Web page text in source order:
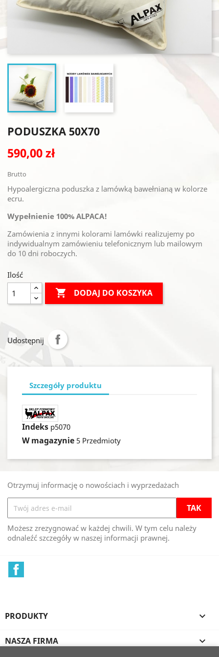
PODUSZKA 50X70
590,00 zł
Brutto
Hypoalergiczna poduszka z lamówką bawełnianą w kolorze
ecru.
Wypełnienie 100% ALPACA!
Zamówienia z innymi kolorami lamówki realizujemy po
indywidualnym zamówieniu telefonicznym lub mailowym
do 10 dni roboczych.
Ilość
 DODAJ DO KOSZYKA
Udostępnij
Szczegóły produktu
Indeks p5070
W magazynie 5 Przedmioty
Otrzymuj informację o nowościach i wyprzedażach
Możesz zrezygnować w każdej chwili. W tym celu należy
odnaleźć szczegóły w naszej informacji prawnej.
PRODUKTY 
NASZA FIRMA 